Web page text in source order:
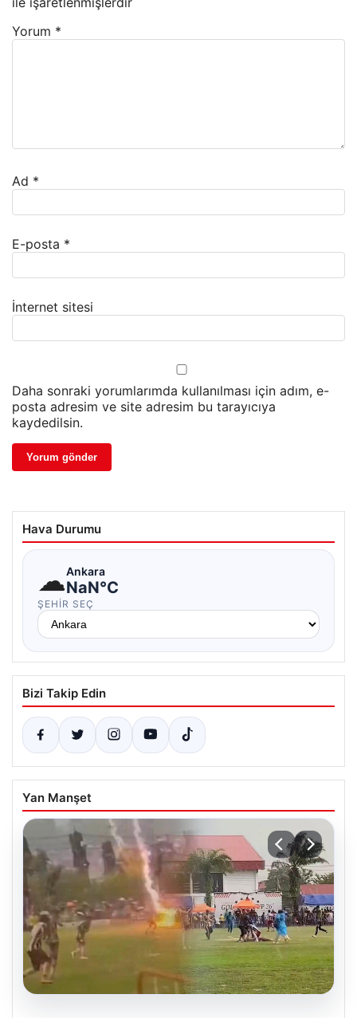
Yorum *
Ad *
E-posta *
İnternet sitesi
Daha sonraki yorumlarımda kullanılması için adım, e-
posta adresim ve site adresim bu tarayıcıya
kaydedilsin.
Hava Durumu
☁Ankara
NaN°C
ŞEHIR SEÇ
Bizi Takip Edin
Yan Manşet